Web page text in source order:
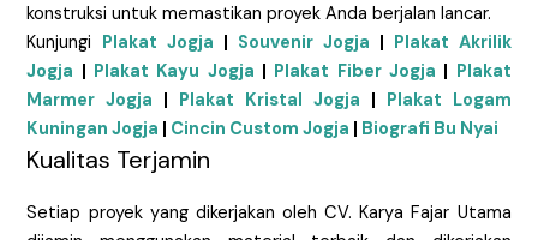
konstruksi untuk memastikan proyek Anda berjalan lancar.
Kunjungi Plakat Jogja | Souvenir Jogja | Plakat Akrilik
Jogja | Plakat Kayu Jogja | Plakat Fiber Jogja | Plakat
Marmer Jogja | Plakat Kristal Jogja | Plakat Logam
Kuningan Jogja | Cincin Custom Jogja | Biografi Bu Nyai
Kualitas Terjamin
Setiap proyek yang dikerjakan oleh CV. Karya Fajar Utama